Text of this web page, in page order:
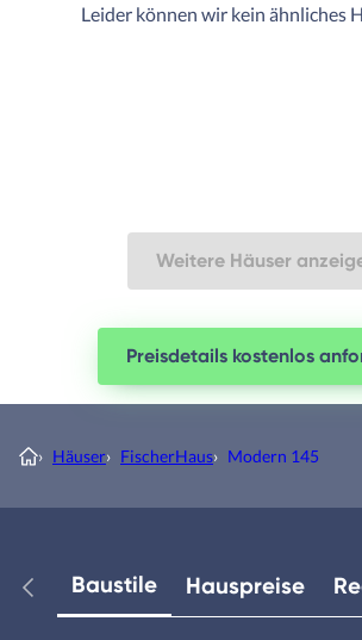
Leider können wir kein ähnliches
Weitere Häuser
Preisdetails kostenlos
› Häuser› FischerHaus› Modern 145
Baustile Hauspreise